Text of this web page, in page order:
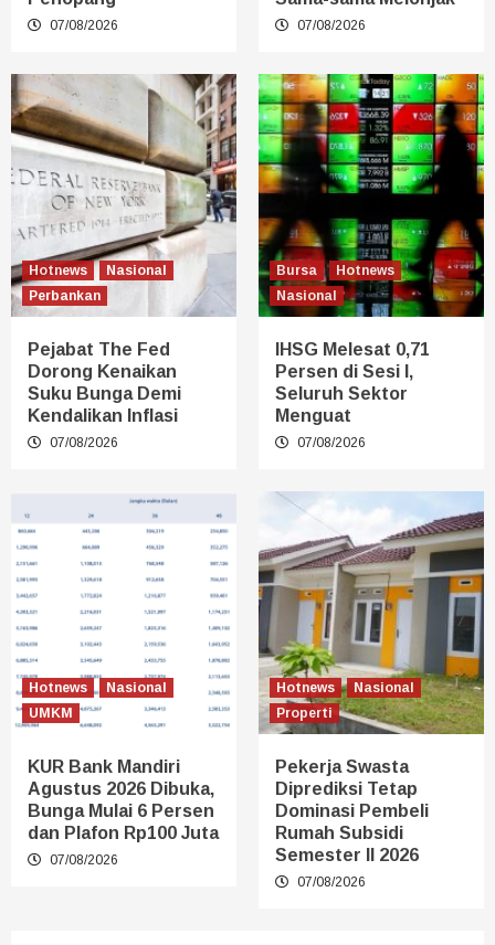
07/08/2026 07/08/2026
Hotnews
Nasional
Perbankan
Pejabat The Fed
Dorong Kenaikan
Suku Bunga Demi
Kendalikan Inflasi
07/08/2026
Bursa
Hotnews
Nasional
IHSG Melesat 0,71
Persen di Sesi I,
Seluruh Sektor
Menguat
07/08/2026
Hotnews
Nasional
UMKM
KUR Bank Mandiri
Agustus 2026 Dibuka,
Bunga Mulai 6 Persen
dan Plafon Rp100 Juta
07/08/2026
Hotnews
Nasional
Properti
Pekerja Swasta
Diprediksi Tetap
Dominasi Pembeli
Rumah Subsidi
Semester II 2026
07/08/2026